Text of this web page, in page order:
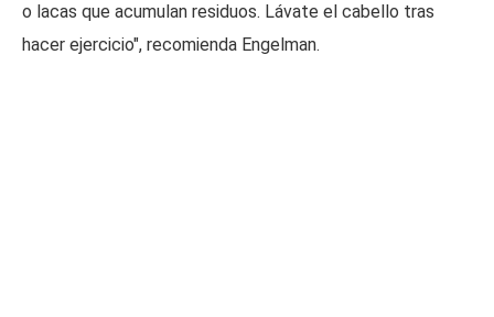
o lacas que acumulan residuos. Lávate el cabello tras
hacer ejercicio", recomienda Engelman.